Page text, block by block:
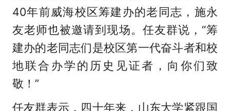
40年前威海校区筹建办的老同志，施永
友老师也被邀请到现场。任友群说，“筹
建办的老同志们是校区第一代奋斗者和校
地联合办学的历史见证者，向你们致
敬！”
任友群表示，四十年来，山东大学紧跟国